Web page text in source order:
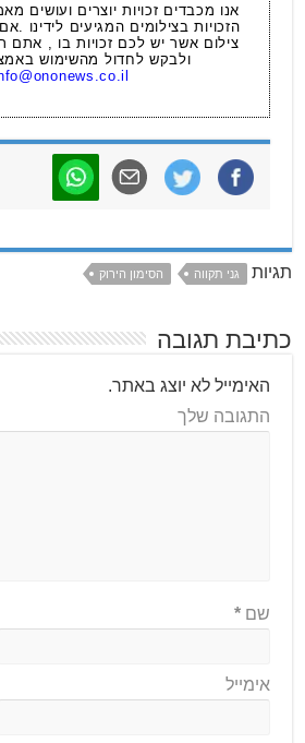
אנו מכבדים זכויות יוצרים ועושים
הזכויות בצילומים המגיעים לידינו
צילום אשר יש לכם זכויות בו , אתם
ולבקש לחדול מהשימוש
תגיות גני תקווה הסימון הירוק
כתיבת תגובה
האימייל לא יוצג באתר.
התגובה שלך
שם*
אימייל